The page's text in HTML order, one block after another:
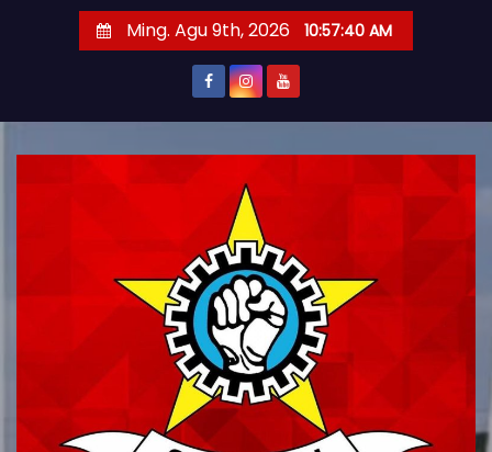
Ming. Agu 9th, 2026 10:57:41 AM